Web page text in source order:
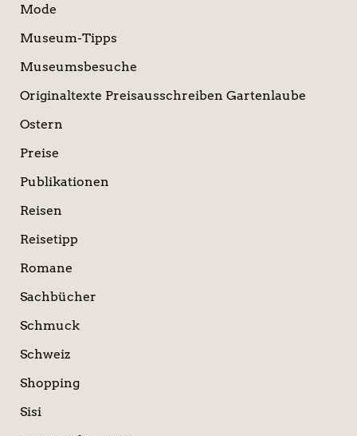
Mode
Museum-Tipps
Museumsbesuche
Originaltexte Preisausschreiben Gartenlaube
Ostern
Preise
Publikationen
Reisen
Reisetipp
Romane
Sachbücher
Schmuck
Schweiz
Shopping
Sisi